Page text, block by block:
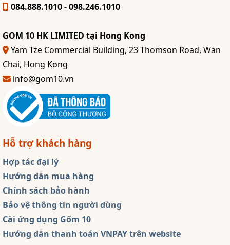
084.888.1010 - 098.246.1010
GOM 10 HK LIMITED tại Hong Kong
Yam Tze Commercial Building, 23 Thomson Road, Wan
Chai, Hong Kong
info@gom10.vn
Hỗ trợ khách hàng
Hợp tác đại lý
Hướng dẫn mua hàng
Chính sách bảo hành
Bảo vệ thông tin người dùng
Cài ứng dụng Gốm 10
Hướng dẫn thanh toán VNPAY trên website